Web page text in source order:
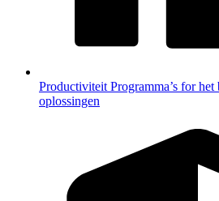
Productiviteit Programma’s for
oplossingen